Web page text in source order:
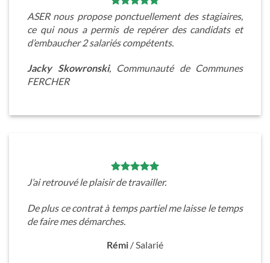
ASER nous propose ponctuellement des stagiaires,
ce qui nous a permis de repérer des candidats et
d’embaucher 2 salariés compétents.
Jacky Skowronski, Communauté de Communes
FERCHER
J’ai retrouvé le plaisir de travailler.
De plus ce contrat à temps partiel me laisse le temps
de faire mes démarches.
Rémi /Salarié